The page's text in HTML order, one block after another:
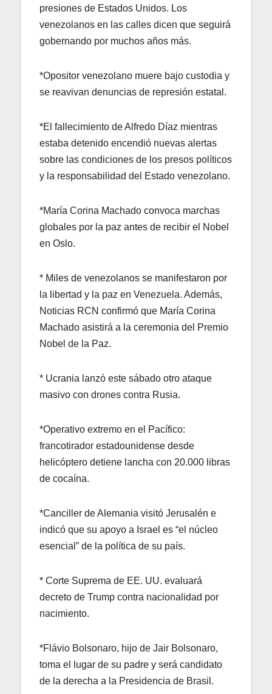
presiones de Estados Unidos. Los
venezolanos en las calles dicen que seguirá
gobernando por muchos años más.
*Opositor venezolano muere bajo custodia y
se reavivan denuncias de represión estatal.
*El fallecimiento de Alfredo Díaz mientras
estaba detenido encendió nuevas alertas
sobre las condiciones de los presos políticos
y la responsabilidad del Estado venezolano.
*María Corina Machado convoca marchas
globales por la paz antes de recibir el Nobel
en Oslo.
* Miles de venezolanos se manifestaron por
la libertad y la paz en Venezuela. Además,
Noticias RCN confirmó que María Corina
Machado asistirá a la ceremonia del Premio
Nobel de la Paz.
* Ucrania lanzó este sábado otro ataque
masivo con drones contra Rusia.
*Operativo extremo en el Pacífico:
francotirador estadounidense desde
helicóptero detiene lancha con 20.000 libras
de cocaína.
*Canciller de Alemania visitó Jerusalén e
indicó que su apoyo a Israel es “el núcleo
esencial” de la política de su país.
* Corte Suprema de EE. UU. evaluará
decreto de Trump contra nacionalidad por
nacimiento.
*Flávio Bolsonaro, hijo de Jair Bolsonaro,
toma el lugar de su padre y será candidato
de la derecha a la Presidencia de Brasil.